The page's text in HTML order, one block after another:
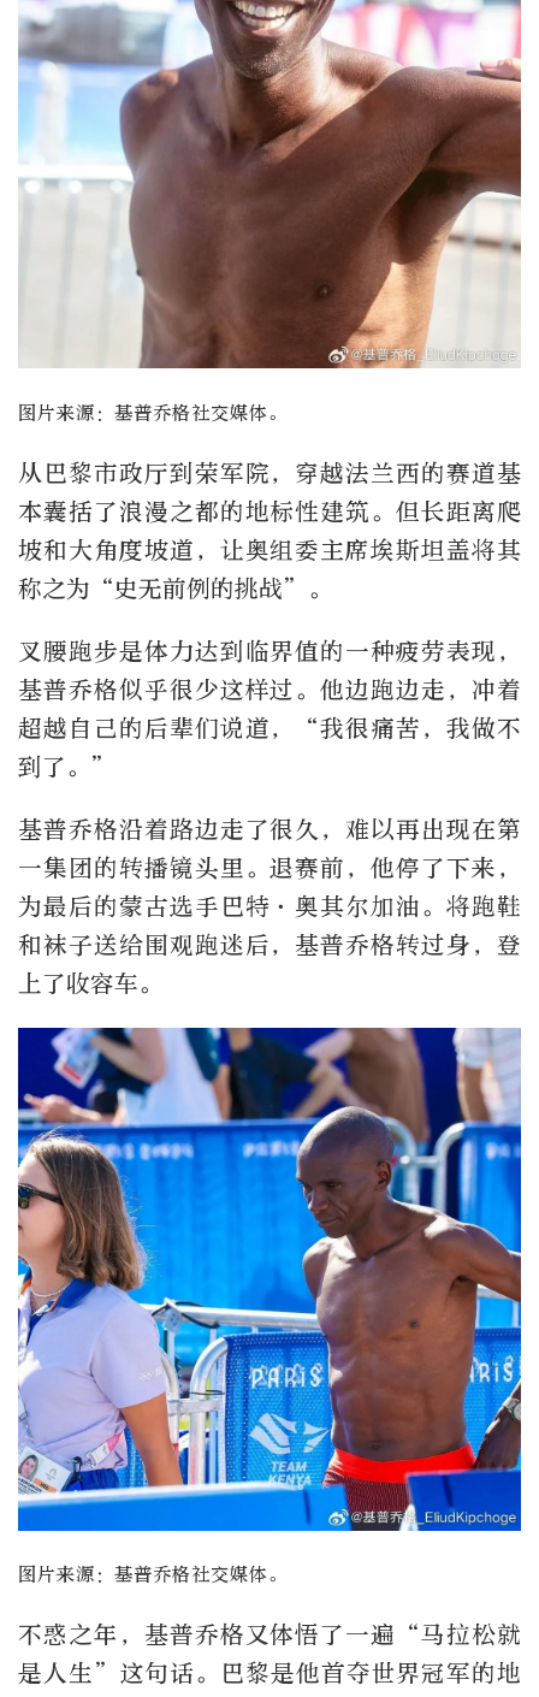
图片来源：基普乔格社交媒体。
从巴黎市政厅到荣军院，穿越法兰西的赛道基
本囊括了浪漫之都的地标性建筑。但长距离爬
坡和大角度坡道，让奥组委主席埃斯坦盖将其
称之为“史无前例的挑战”。
叉腰跑步是体力达到临界值的一种疲劳表现，
基普乔格似乎很少这样过。他边跑边走，冲着
超越自己的后辈们说道，“我很痛苦，我做不
到了。”
基普乔格沿着路边走了很久，难以再出现在第
一集团的转播镜头里。退赛前，他停了下来，
为最后的蒙古选手巴特·奥其尔加油。将跑鞋
和袜子送给围观跑迷后，基普乔格转过身，登
上了收容车。
图片来源：基普乔格社交媒体。
不惑之年，基普乔格又体悟了一遍“马拉松就
是人生”这句话。巴黎是他首夺世界冠军的地